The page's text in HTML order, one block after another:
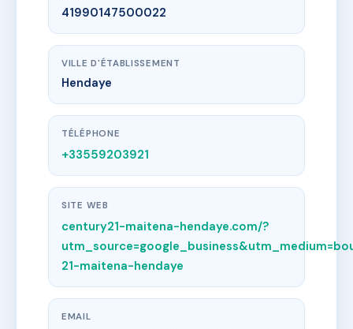
41990147500022
VILLE D'ÉTABLISSEMENT
Hendaye
TÉLÉPHONE
+33559203921
SITE WEB
century21-maitena-hendaye.com/?
21-maitena-hendaye
EMAIL